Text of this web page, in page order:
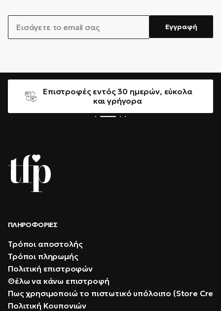
EMAIL
Εγγραφή
Επιστροφές εντός 30 ημερών, εύκολα
και γρήγορα
ΠΛΗΡΟΦΟΡΊΕΣ
Τρόποι αποστολής
Τρόποι πληρωμής
Πολιτική επιστροφών
Θέλω να κάνω επιστροφή
Πως χρησιμοποιώ το πιστωτικό υπόλοιπο (Store
Πολιτική Κουπονιών